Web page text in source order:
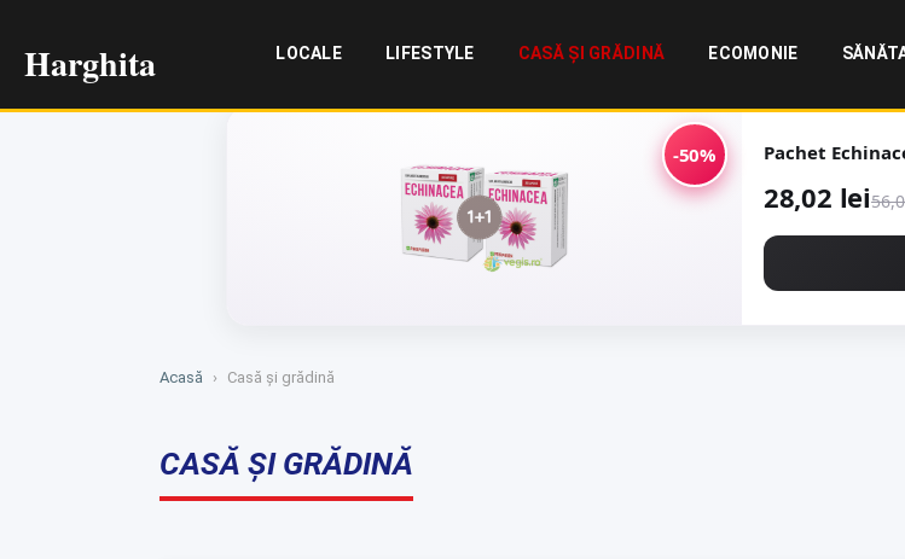
Harghita LOCALE LIFESTYLE CASĂ ȘI GRĂDINĂ ECOMONIE
-50% Pachet
28,02 lei
Acasă › Casă și grădină
CASĂ ȘI GRĂDINĂ